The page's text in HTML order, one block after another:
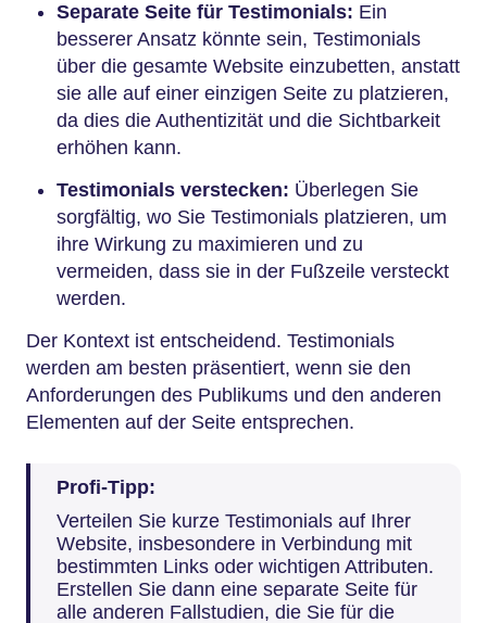
Separate Seite für Testimonials: Ein
besserer Ansatz könnte sein, Testimonials
über die gesamte Website einzubetten, anstatt
sie alle auf einer einzigen Seite zu platzieren,
da dies die Authentizität und die Sichtbarkeit
erhöhen kann.
Testimonials verstecken: Überlegen Sie
sorgfältig, wo Sie Testimonials platzieren, um
ihre Wirkung zu maximieren und zu
vermeiden, dass sie in der Fußzeile versteckt
werden.
Der Kontext ist entscheidend. Testimonials
werden am besten präsentiert, wenn sie den
Anforderungen des Publikums und den anderen
Elementen auf der Seite entsprechen.
Profi-Tipp:
Verteilen Sie kurze Testimonials auf Ihrer
Website, insbesondere in Verbindung mit
bestimmten Links oder wichtigen Attributen.
Erstellen Sie dann eine separate Seite für
alle anderen Fallstudien, die Sie für die